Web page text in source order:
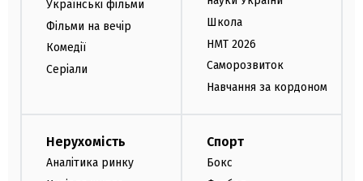
Українські фільми
Фільми на вечір
Комедії
Серіали
Школа
НМТ 2026
Саморозвиток
Навчання за кордоном
Нерухомість
Аналітика ринку
Спорт
Бокс